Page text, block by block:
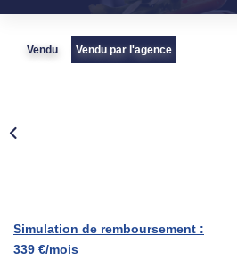
Vendu Vendu par l'agence
Simulation de remboursement :
339 €/mois